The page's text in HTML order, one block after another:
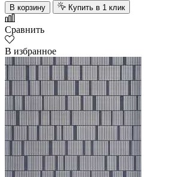
В корзину Купить в 1 клик
Сравнить
В избранное